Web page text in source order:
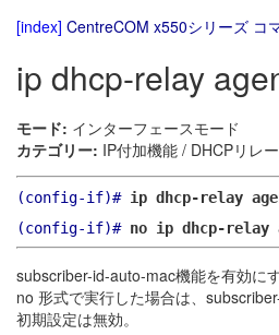
[index] CentreCOM x550シリーズ コ
ip dhcp-relay
モード: インターフェースモード
カテゴリー: IP付加機能 / DHCPリレー
(config-if)# ip dhcp-relay
(config-if)# no ip dhcp-relay
subscriber-id-auto-mac機能を有効にす
no 形式で実行した場合は、
初期設定は無効。